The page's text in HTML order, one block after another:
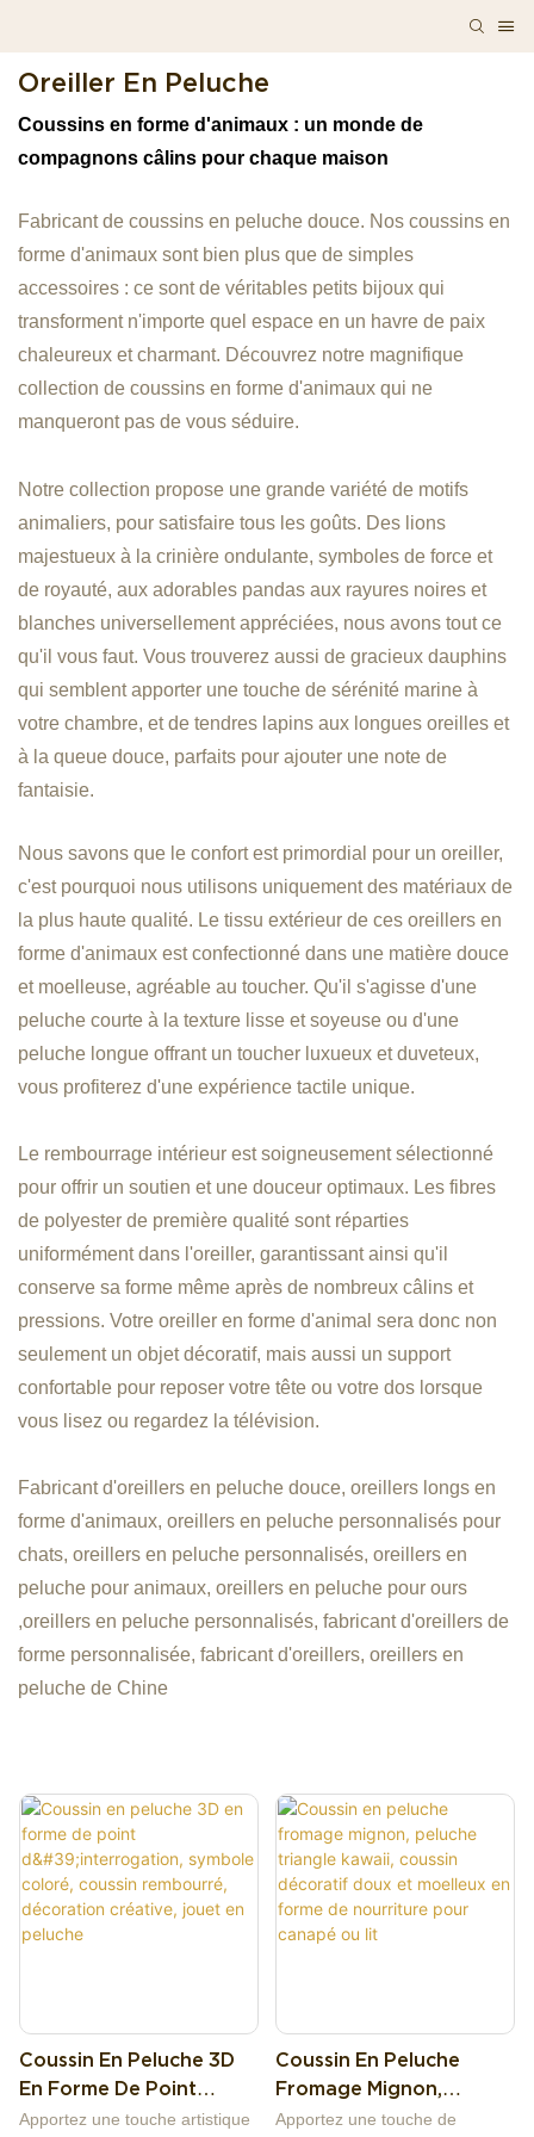
Oreiller En Peluche
Coussins en forme d'animaux : un monde de
compagnons câlins pour chaque maison
Fabricant de coussins en peluche douce. Nos coussins en
forme d'animaux sont bien plus que de simples
accessoires : ce sont de véritables petits bijoux qui
transforment n'importe quel espace en un havre de paix
chaleureux et charmant. Découvrez notre magnifique
collection de coussins en forme d'animaux qui ne
manqueront pas de vous séduire.
Notre collection propose une grande variété de motifs
animaliers, pour satisfaire tous les goûts. Des lions
majestueux à la crinière ondulante, symboles de force et
de royauté, aux adorables pandas aux rayures noires et
blanches universellement appréciées, nous avons tout ce
qu'il vous faut. Vous trouverez aussi de gracieux dauphins
qui semblent apporter une touche de sérénité marine à
votre chambre, et de tendres lapins aux longues oreilles et
à la queue douce, parfaits pour ajouter une note de
fantaisie.
Nous savons que le confort est primordial pour un oreiller,
c'est pourquoi nous utilisons uniquement des matériaux de
la plus haute qualité. Le tissu extérieur de ces oreillers en
forme d'animaux est confectionné dans une matière douce
et moelleuse, agréable au toucher. Qu'il s'agisse d'une
peluche courte à la texture lisse et soyeuse ou d'une
peluche longue offrant un toucher luxueux et duveteux,
vous profiterez d'une expérience tactile unique.
Le rembourrage intérieur est soigneusement sélectionné
pour offrir un soutien et une douceur optimaux. Les fibres
de polyester de première qualité sont réparties
uniformément dans l'oreiller, garantissant ainsi qu'il
conserve sa forme même après de nombreux câlins et
pressions. Votre oreiller en forme d'animal sera donc non
seulement un objet décoratif, mais aussi un support
confortable pour reposer votre tête ou votre dos lorsque
vous lisez ou regardez la télévision.
Fabricant d'oreillers en peluche douce, oreillers longs en
forme d'animaux, oreillers en peluche personnalisés pour
chats, oreillers en peluche personnalisés, oreillers en
peluche pour animaux, oreillers en peluche pour ours
,oreillers en peluche personnalisés, fabricant d'oreillers de
forme personnalisée, fabricant d'oreillers, oreillers en
peluche de Chine
Coussin En Peluche 3D
En Forme De Point
D'interrogation,
Apportez une touche artistique
Coussin En Peluche
Fromage Mignon,
Peluche Triangle Kawaii,
Apportez une touche de